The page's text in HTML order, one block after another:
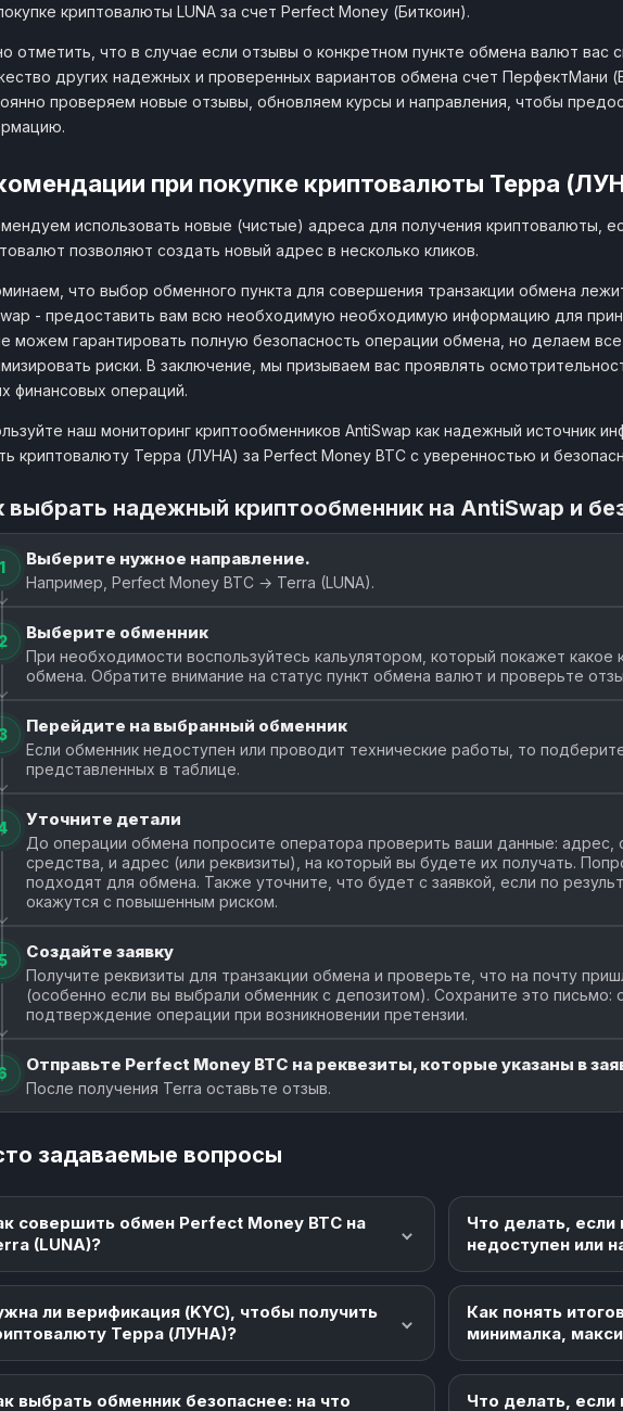
криптовалюты LUNA за счет Perfect Money (Биткоин).
отметить, что в случае если отзывы о конкретном пункте обмена валют вас
других надежных и проверенных вариантов обмена счет ПерфектМани
проверяем новые отзывы, обновляем курсы и направления, чтобы
при покупке криптовалюты Терра
использовать новые (чистые) адреса для получения криптовалюты,
позволяют создать новый адрес в несколько кликов.
что выбор обменного пункта для совершения транзакции обмена
- предоставить вам всю необходимую необходимую информацию для
можем гарантировать полную безопасность операции обмена, но делаем
риски. В заключение, мы призываем вас проявлять
финансовых операций.
наш мониторинг криптообменников AntiSwap как надежный источник
криптовалюту Терра (ЛУНА) за Perfect Money BTC с уверенностью и
выбрать надежный криптообменник на AntiSwap и
1 Выберите нужное направление.
Например, Perfect Money BTC → Terra (LUNA).
2 Выберите обменник
При необходимости воспользуйтесь кальулятором, который покажет какое
обмена. Обратите внимание на статус пункт обмена валют и проверьте
Перейдите на выбранный обменник
Если обменник недоступен или проводит технические работы, то
представленных в таблице.
Уточните детали
До операции обмена попросите оператора проверить ваши данные: адрес,
средства, и адрес (или реквизиты), на который вы будете их получать.
подходят для обмена. Также уточните, что будет с заявкой, если по
окажутся с повышенным риском.
Создайте заявку
Получите реквизиты для транзакции обмена и проверьте, что на почту
(особенно если вы выбрали обменник с депозитом). Сохраните это письмо:
подтверждение операции при возникновении претензии.
Отправьте Perfect Money BTC на реквезиты, которые указаны в
После получения Terra оставьте отзыв.
задаваемые вопросы
совершить обмен Perfect Money BTC на
(LUNA)?
Что делать,
недоступен или
ли верификация (KYC), чтобы получить
Терра (ЛУНА)?
Как понять
минималка,
выбрать обменник безопаснее: на что Что делать, если